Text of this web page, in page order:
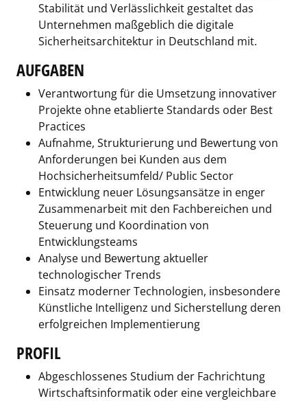
Stabilität und Verlässlichkeit gestaltet das
Unternehmen maßgeblich die digitale
Sicherheitsarchitektur in Deutschland mit.
AUFGABEN
Verantwortung für die Umsetzung innovativer
Projekte ohne etablierte Standards oder Best
Practices
Aufnahme, Strukturierung und Bewertung von
Anforderungen bei Kunden aus dem
Hochsicherheitsumfeld/ Public Sector
Entwicklung neuer Lösungsansätze in enger
Zusammenarbeit mit den Fachbereichen und
Steuerung und Koordination von
Entwicklungsteams
Analyse und Bewertung aktueller
technologischer Trends
Einsatz moderner Technologien, insbesondere
Künstliche Intelligenz und Sicherstellung deren
erfolgreichen Implementierung
PROFIL
Abgeschlossenes Studium der Fachrichtung
Wirtschaftsinformatik oder eine vergleichbare